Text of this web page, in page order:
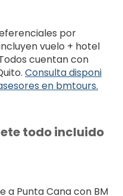
por
vuelo + hotel
cuentan con
Consulta disponi
en bmtours.
todo incluido
a Punta Cana con BM